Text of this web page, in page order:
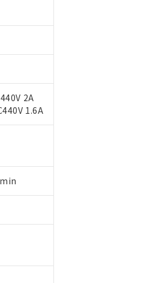
2A
1.6A
担当のオムロン制御機器販売店・
」をご確認ください。
または開示しないようお願いしま
は、I-Webメンバーズにご登録され
て、当社および当社の共同利用者
範囲で利用することをご了承くだ
1.共同利用者の範囲」に記載されて
。
有を証明するものではありません。
での期間は出荷製品に未対応品が
します。
示します。
化ジフェニルエーテル類) : 1000ppm、
ル酸ブチルベンジル) : 1000ppm、
す。
深刻な影響を及ぼさない年数を意
る商品（以下｢規制貨物等」とい
その他武器並びにこれらの製造装
内容を当該第三者に通知します。
それがある場合は、取り引きをい
たはお客様担当のオムロン制御